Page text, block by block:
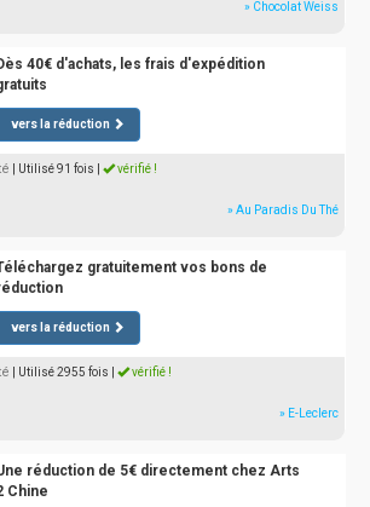
» Chocolat Weiss
40€ d'achats, les frais d'expédition
vers la réduction
| Utilisé 91 fois vérifié !
» Au Paradis Du Thé
gratuitement vos bons de
vers la réduction
| Utilisé 2955 fois vérifié !
» E-Leclerc
réduction de 5€ directement chez Arts
Chine